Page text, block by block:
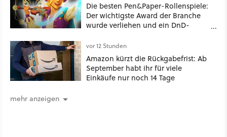
Die besten Pen&Paper-Rollenspiele:
Der wichtigste Award der Branche
wurde verliehen und ein DnD-
vor 12 Stunden
Amazon kürzt die Rückgabefrist: Ab
September habt ihr für viele
Einkäufe nur noch 14 Tage
mehr anzeigen